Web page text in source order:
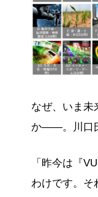
なぜ、いま未
か——。川口
「昨今は『
わけです。そ